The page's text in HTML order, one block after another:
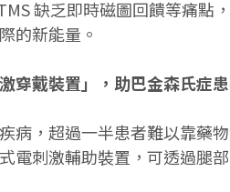
缺乏即時磁圖回饋等痛
的新能量。
穿戴裝置」，助巴金森氏症
病，超過一半患者難以靠藥
電刺激輔助裝置，可透過腿